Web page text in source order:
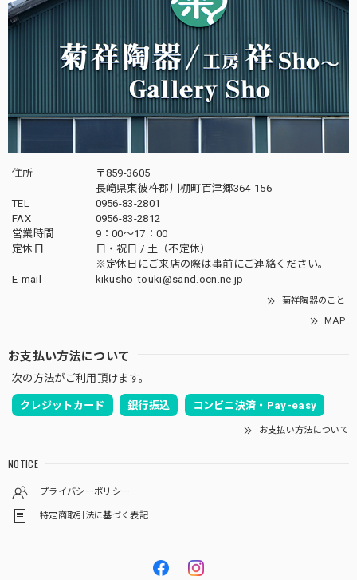
住所
〒859-3605
長崎県東彼杵郡川棚町百津郷364-156
TEL
0956-83-2801
FAX
0956-83-2812
営業時間
9：00～17：00
定休日
日・祝日 / 土（不定休）
※定休日にご来店の際は事前にご連絡ください。
E-mail
kikusho-touki@sand.ocn.ne.jp
菊祥陶器のこと
MAP
お支払い方法について
次の方法がご利用頂けます。
クレジットカード 銀行振込 コンビニ決済・Pay-easy
お支払い方法について
NOTICE
プライバシーポリシー
特定商取引法に基づく表記